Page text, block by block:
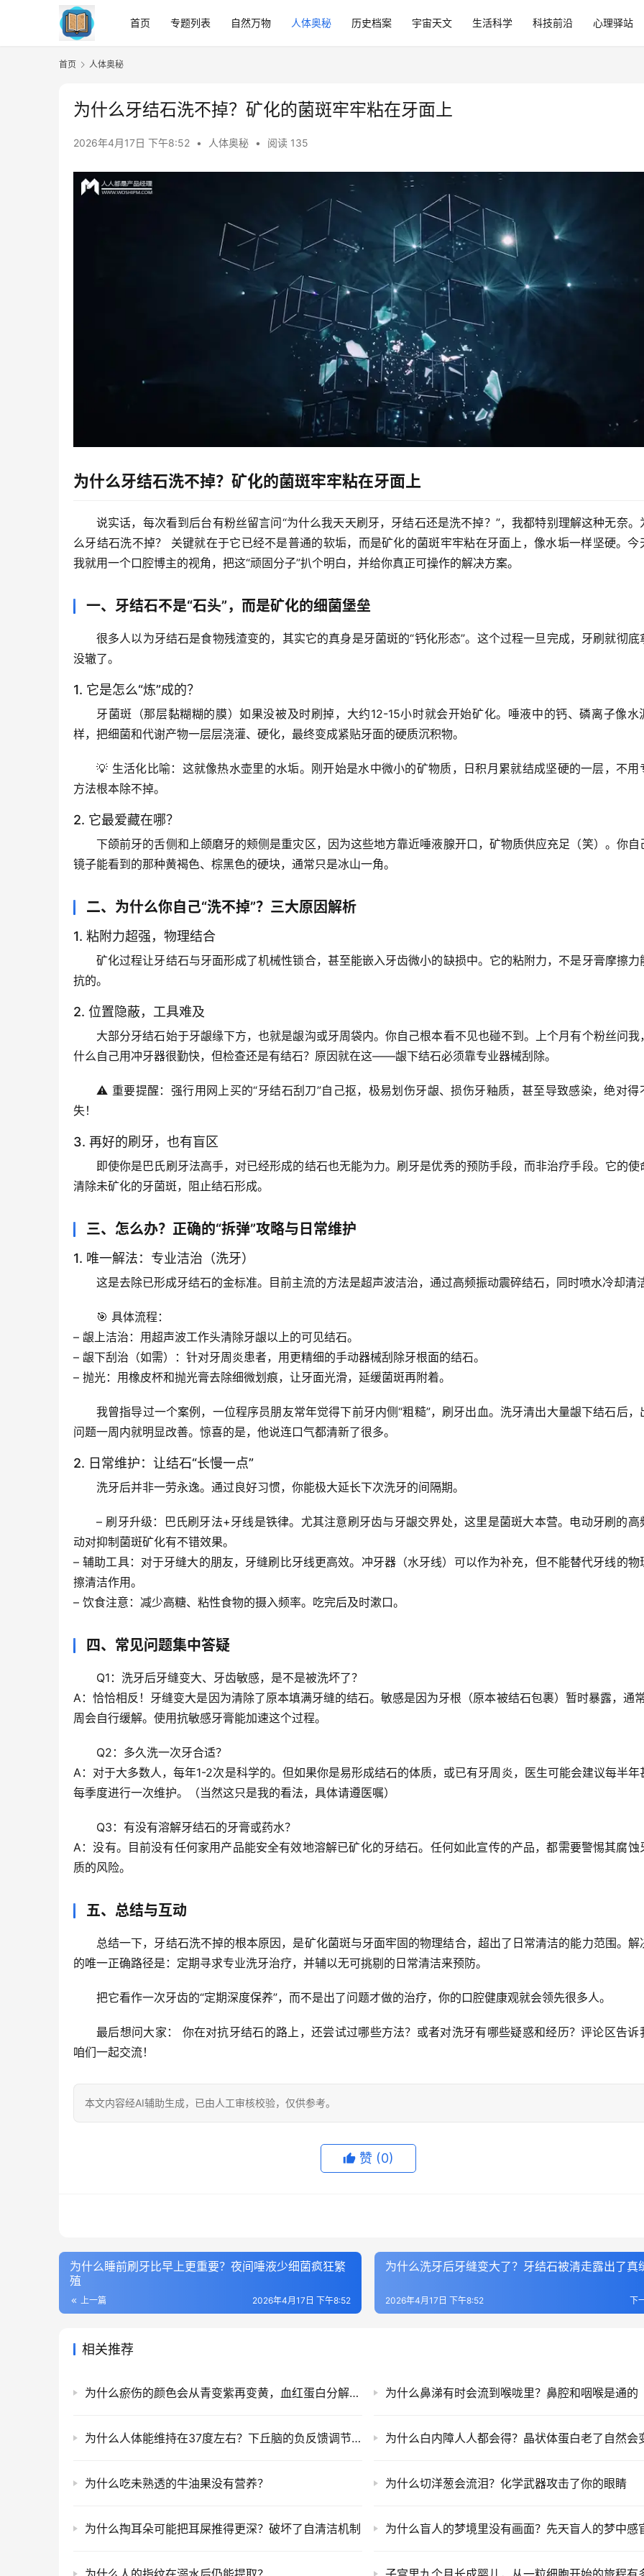
首页 专题列表 自然万物 人体奥秘 历史档案 宇宙天文 生活科学 科技前沿 心理驿站
首页 人体奥秘
为什么牙结石洗不掉？矿化的菌斑牢牢粘在牙面上
2026年4月17日 下午8:52 • 人体奥秘 • 阅读 135
为什么牙结石洗不掉？矿化的菌斑牢牢粘在牙面上
说实话，每次看到后台有粉丝留言问“为什么我天天刷牙，牙结石还是洗不掉？”，我都特别理解这种无奈。
么牙结石洗不掉？
关键就在于它已经不是普通的软垢，而是矿化的菌斑牢牢粘在牙面上 ，像水垢一样坚硬。今
我就用一个口腔博主的视角，把这“顽固分子”扒个明白，并给你真正可操作的解决方案。
一、牙结石不是“石头”，而是矿化的细菌堡垒
很多人以为牙结石是食物残渣变的，其实它的真身是牙菌斑的“钙化形态”。这个过程一旦完成，牙刷就彻底
没辙了。
1. 它是怎么“炼”成的？
牙菌斑（那层黏糊糊的膜）如果没被及时刷掉，大约12-15小时就会开始矿化。唾液中的钙、磷离子像水
样，把细菌和代谢产物一层层浇灌、硬化，最终变成紧贴牙面的硬质沉积物。
💡 生活化比喻：这就像热水壶里的水垢。刚开始是水中微小的矿物质，日积月累就结成坚硬的一层，不用
方法根本除不掉。
2. 它最爱藏在哪？
下颌前牙的舌侧和 上颌磨牙的颊侧是重灾区，因为这些地方靠近唾液腺开口，矿物质供应充足（笑）。你自
镜子能看到的那种黄褐色、棕黑色的硬块，通常只是冰山一角。
二、为什么你自己“洗不掉”？三大原因解析
1. 粘附力超强，物理结合
矿化过程让牙结石与牙面形成了机械性锁合，甚至能嵌入牙齿微小的缺损中。它的粘附力，不是牙膏摩擦力
抗的。
2. 位置隐蔽，工具难及
大部分牙结石始于牙龈缘下方，也就是龈沟或牙周袋内。你自己根本看不见也碰不到。上个月有个粉丝问我
什么自己用冲牙器很勤快，但检查还是有结石？原因就在这——龈下结石必须靠专业器械刮除。
⚠️ 重要提醒 ：强行用网上买的“牙结石刮刀”自己抠，极易划伤牙龈、损伤牙釉质，甚至导致感染，绝对得
失！
3. 再好的刷牙，也有盲区
即使你是巴氏刷牙法高手，对已经形成的结石也无能为力。刷牙是优秀的预防手段，而非治疗手段。它的使
清除未矿化的牙菌斑，阻止结石形成。
三、怎么办？正确的“拆弹”攻略与日常维护
1. 唯一解法：专业洁治（洗牙）
这是去除已形成牙结石的金标准。目前主流的方法是超声波洁治，通过高频振动震碎结石，同时喷水冷却清洁
🎯 具体流程 ：
– 龈上洁治 ：用超声波工作头清除牙龈以上的可见结石。
– 龈下刮治 （如需）：针对牙周炎患者，用更精细的手动器械刮除牙根面的结石。
– 抛光：用橡皮杯和抛光膏去除细微划痕，让牙面光滑，延缓菌斑再附着。
我曾指导过一个案例，一位程序员朋友常年觉得下前牙内侧“粗糙”，刷牙出血。洗牙清出大量龈下结石后，
问题一周内就明显改善。惊喜的是，他说连口气都清新了很多。
2. 日常维护：让结石“长慢一点”
洗牙后并非一劳永逸。通过良好习惯，你能极大延长下次洗牙的间隔期。
– 刷牙升级 ： 巴氏刷牙法+牙线是铁律。尤其注意刷牙齿与牙龈交界处，这里是菌斑大本营。 电动牙刷的高
动对抑制菌斑矿化有不错效果。
– 辅助工具：对于牙缝大的朋友， 牙缝刷 比牙线更高效。冲牙器（水牙线）可以作为补充， 但不能替代牙线的物
擦清洁作用。
– 饮食注意 ：减少高糖、粘性食物的摄入频率。吃完后及时漱口。
四、常见问题集中答疑
Q1：洗牙后牙缝变大、牙齿敏感，是不是被洗坏了？
A：恰恰相反 ！牙缝变大是因为清除了原本填满牙缝的结石。敏感是因为牙根（原本被结石包裹）暂时暴露，通
周会自行缓解。使用抗敏感牙膏能加速这个过程。
Q2：多久洗一次牙合适？
A：对于大多数人，每年1-2次是科学的。但如果你是易形成结石的体质，或已有牙周炎，医生可能会建议每半年
每季度进行一次维护。（当然这只是我的看法，具体请遵医嘱）
Q3：有没有溶解牙结石的牙膏或药水？
A：没有。目前没有任何家用产品能安全有效地溶解已矿化的牙结石。任何如此宣传的产品，都需要警惕其腐蚀
质的风险。
五、总结与互动
总结一下，牙结石洗不掉的根本原因，是矿化菌斑与牙面牢固的物理结合，超出了日常清洁的能力范围。解
的唯一正确路径是： 定期寻求专业洗牙治疗，并辅以无可挑剔的日常清洁来预防。
把它看作一次牙齿的“定期深度保养”，而不是出了问题才做的治疗，你的口腔健康观就会领先很多人。
最后想问大家： 你在对抗牙结石的路上，还尝试过哪些方法？或者对洗牙有哪些疑惑和经历？评论区告诉
咱们一起交流！
本文内容经AI辅助生成，已由人工审核校验，仅供参考。
赞 (0)
为什么睡前刷牙比早上更重要？夜间唾液少细菌疯狂繁
殖
上一篇 2026年4月17日 下午8:52
为什么洗牙后牙缝变大了？牙结石被清走露出了真
下
2026年4月17日 下午8:52
相关推荐
为什么瘀伤的颜色会从青变紫再变黄，血红蛋白分解产物的色谱变化 为什么鼻涕有时会流到喉咙里？鼻腔和咽喉是通的
为什么人体能维持在37度左右？下丘脑的负反馈调节机制极其精确
为什么吃未熟透的牛油果没有营养？ 为什么切洋葱会流泪？化学武器攻击了你的眼睛
为什么掏耳朵可能把耳屎推得更深？破坏了自清洁机制